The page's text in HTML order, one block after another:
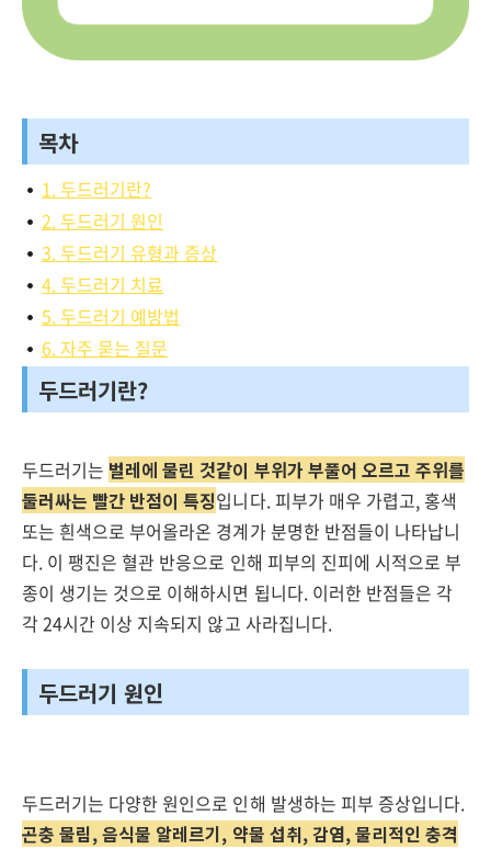
목차
1. 두드러기란?
2. 두드러기 원인
3. 두드러기 유형과 증상
4. 두드러기 치료
5. 두드러기 예방법
6. 자주 묻는 질문
두드러기란?
두드러기는 벌레에 물린 것같이 부위가 부풀어 오르고 주위를
둘러싸는 빨간 반점이 특징입니다. 피부가 매우 가렵고, 홍색
또는 흰색으로 부어올라온 경계가 분명한 반점들이 나타납니
다. 이 팽진은 혈관 반응으로 인해 피부의 진피에 시적으로 부
종이 생기는 것으로 이해하시면 됩니다. 이러한 반점들은 각
각 24시간 이상 지속되지 않고 사라집니다.
두드러기 원인
두드러기는 다양한 원인으로 인해 발생하는 피부 증상입니다.
곤충 물림, 음식물 알레르기, 약물 섭취, 감염, 물리적인 충격